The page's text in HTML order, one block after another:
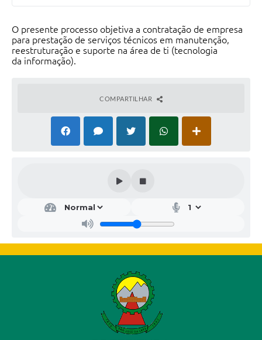
O presente processo objetiva a contratação de empresa
para prestação de serviços técnicos em manutenção,
reestruturação e suporte na área de ti (tecnologia
da informação).
COMPARTILHAR